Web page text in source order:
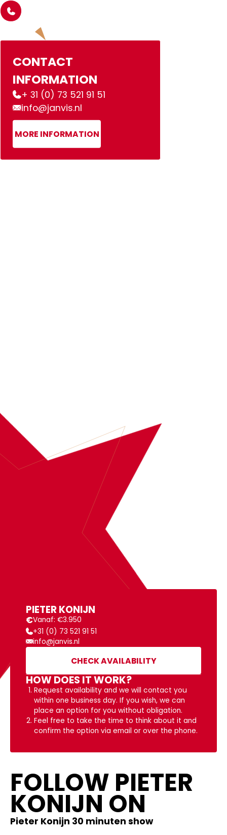
CONTACT
INFORMATION
+ 31 (0) 73 521 91 51
info@janvis.nl
MORE INFORMATION
PIETER KONIJN
FOLLOW PIETER
KONIJN ON
Pieter Konijn 30 minuten show
PIETER KONIJN
€Vanaf: €3.950
+31 (0) 73 521 91 51
info@janvis.nl
CHECK AVAILABILITY
HOW DOES IT WORK?
Request availability and we will contact you
within one business day. If you wish, we can
place an option for you without obligation.
Feel free to take the time to think about it and
confirm the option via email or over the phone.